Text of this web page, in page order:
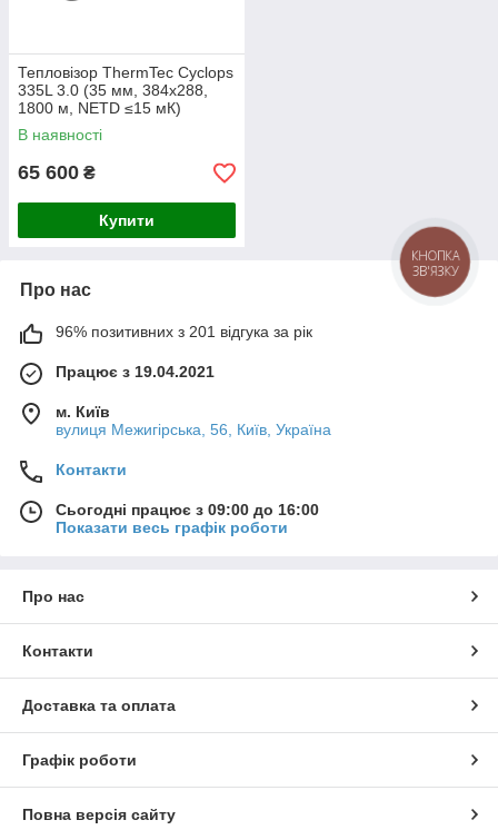
Тепловізор ThermTec Cyclops
335L 3.0 (35 мм, 384x288,
1800 м, NETD ≤15 мК)
В наявності
65 600 ₴
Купити
Про нас
96% позитивних з 201 відгука за рік
Працює з 19.04.2021
м. Київ
вулиця Межигірська, 56, Київ, Україна
Контакти
Сьогодні працює з 09:00 до 16:00
Показати весь графік роботи
Про нас
Контакти
Доставка та оплата
Графік роботи
Повна версія сайту
КНОПКА
ЗВ'ЯЗКУ